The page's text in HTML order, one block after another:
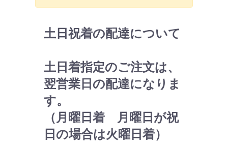
土日祝着の配達について
土日着指定のご注文は、
翌営業日の配達になりま
す。
（月曜日着 月曜日が祝
日の場合は火曜日着）